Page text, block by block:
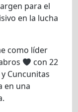
para el
en la lucha
como líder
con 22
y Cuncunitas
en una